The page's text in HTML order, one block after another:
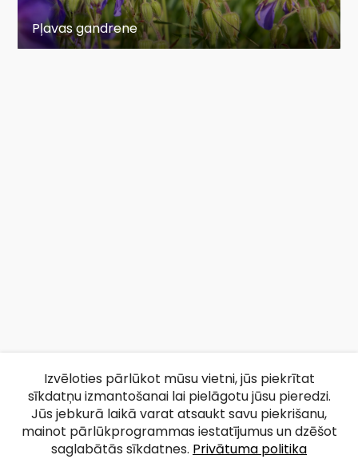
Pļavas gandrene
Izvēloties pārlūkot mūsu vietni, jūs piekrītat
sīkdatņu izmantošanai lai pielāgotu jūsu pieredzi.
Jūs jebkurā laikā varat atsaukt savu piekrišanu,
mainot pārlūkprogrammas iestatījumus un dzēšot
saglabātās sīkdatnes. Privātuma politika